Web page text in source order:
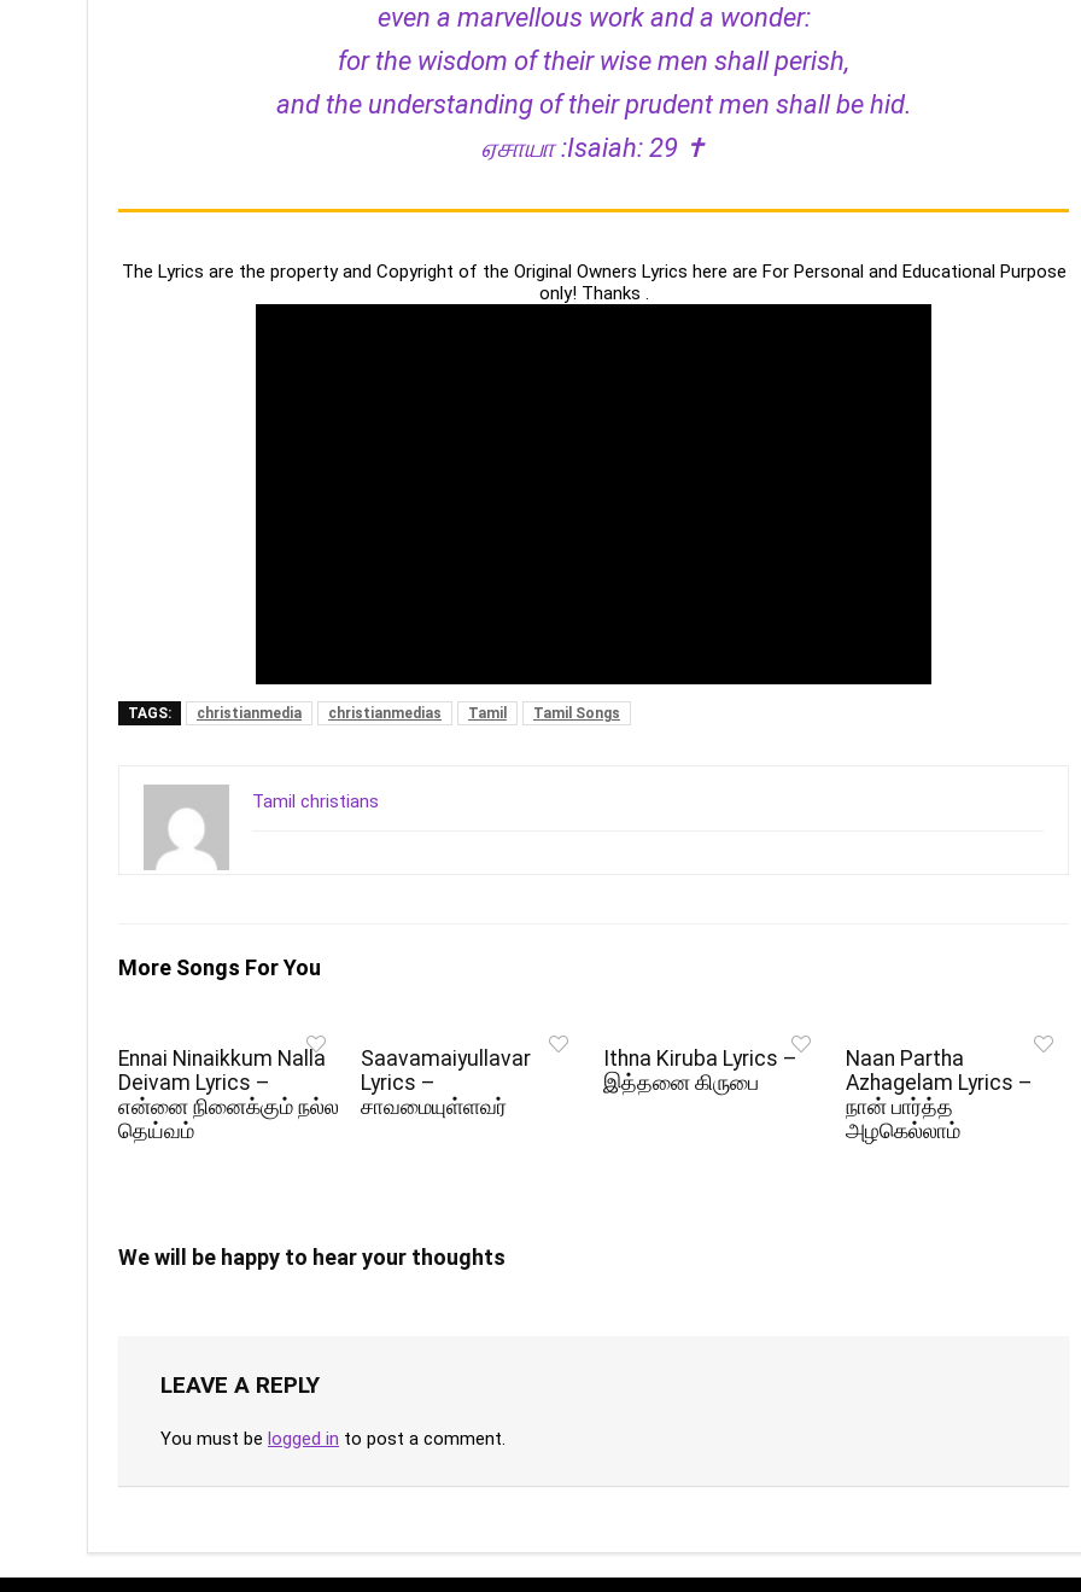
even a marvellous work and a wonder:
for the wisdom of their wise men shall perish,
and the understanding of their prudent men shall be hid.
ஏசாயா :Isaiah: 29 ✝️
The Lyrics are the property and Copyright of the Original Owners Lyrics here are For Personal and Educational Purpose
only! Thanks .
TAGS: christianmedia christianmedias Tamil Tamil Songs
Tamil christians
More Songs For You
Ennai Ninaikkum Nalla
Deivam Lyrics –
என்னை நினைக்கும் நல்ல
தெய்வம்
Saavamaiyullavar
Lyrics –
சாவமையுள்ளவர்
Ithna Kiruba Lyrics –
இத்தனை கிருபை
Naan Partha
Azhagelam Lyrics –
நான் பார்த்த
அழகெல்லாம்
We will be happy to hear your thoughts
LEAVE A REPLY
You must be logged in to post a comment.